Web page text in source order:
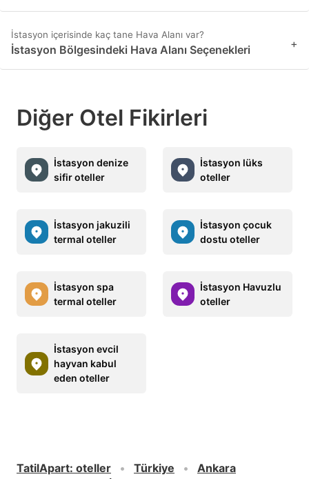
İstasyon içerisinde kaç tane Hava Alanı var?
İstasyon Bölgesindeki Hava Alanı Seçenekleri +
Diğer Otel Fikirleri
İstasyon denize
sifir oteller
İstasyon lüks
oteller
İstasyon jakuzili
termal oteller
İstasyon çocuk
dostu oteller
İstasyon spa
termal oteller
İstasyon Havuzlu
oteller
İstasyon evcil
hayvan kabul
eden oteller
TatilApart: oteller Türkiye
Ankara